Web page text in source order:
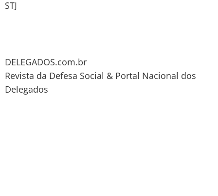
STJ
DELEGADOS.com.br
Revista da Defesa Social & Portal Nacional dos
Delegados